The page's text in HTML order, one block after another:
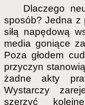
Dlaczego
sposób? Jedna z
siłą napędową
media goniące
Poza głodem
przyczyn
żadne akty
Wystarczy
szerzyć